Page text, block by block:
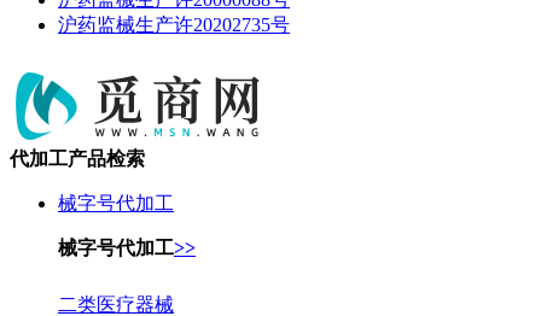
沪药监械生产许20202735号
代加工产品检索
械字号代加工
械字号代加工>>
二类医疗器械